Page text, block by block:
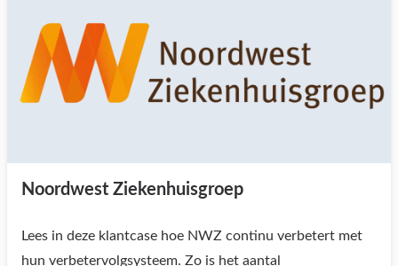
Noordwest Ziekenhuisgroep
Lees in deze klantcase hoe NWZ continu verbetert met
hun verbetervolgsysteem. Zo is het aantal